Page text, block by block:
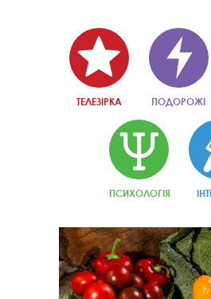
ТЕЛЕЗІРКА ПОДОРОЖІ
ПСИХОЛОГІЯ